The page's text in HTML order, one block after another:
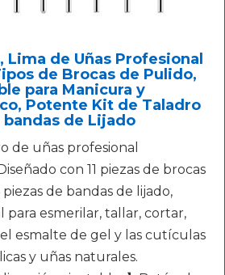
Lima de Uñas Profesional
de Brocas de Pulido,
para Manicura y
Potente Kit de Taladro
bandas de Lijado
de uñas profesional
con 11 piezas de brocas
piezas de bandas de lijado,
esmerilar, tallar, cortar,
esmalte de gel y las cutículas
y uñas naturales.